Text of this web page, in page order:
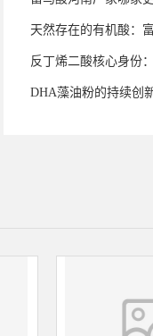
天然存在的有机酸：
反丁烯二酸核心身份
DHA藻油粉的持续创